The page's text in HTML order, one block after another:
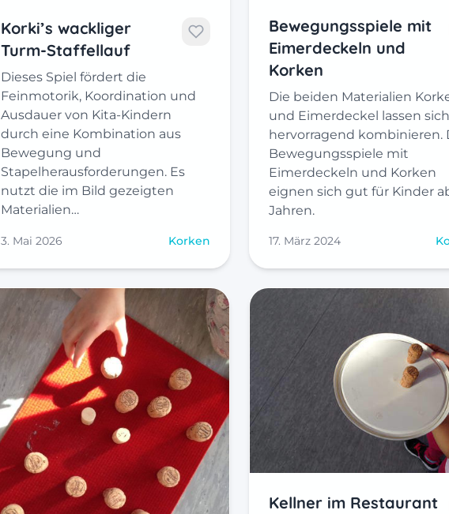
Korki’s wackliger
Turm-Staffellauf
Dieses Spiel fördert die
Feinmotorik, Koordination und
Ausdauer von Kita-Kindern
durch eine Kombination aus
Bewegung und
Stapelherausforderungen. Es
nutzt die im Bild gezeigten
Materialien…
3. Mai 2026 Korken
Bewegungsspiele mit
Eimerdeckeln und
Korken
Die beiden Materialien
und Eimerdeckel lassen sich
hervorragend kombinieren.
Bewegungsspiele mit
Eimerdeckeln und Korken
eignen sich gut für Kinder
Jahren.
17. März 2024
Kellner im Restaurant